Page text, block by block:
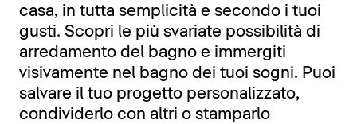
casa, in tutta semplicità e secondo i tuoi
gusti. Scopri le più svariate possibilità di
arredamento del bagno e immergiti
visivamente nel bagno dei tuoi sogni. Puoi
salvare il tuo progetto personalizzato,
condividerlo con altri o stamparlo